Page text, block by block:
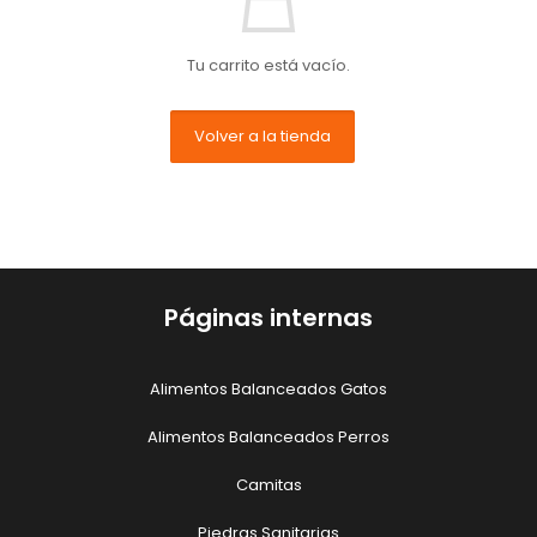
Tu carrito está vacío.
Volver a la tienda
Páginas internas
Alimentos Balanceados Gatos
Alimentos Balanceados Perros
Camitas